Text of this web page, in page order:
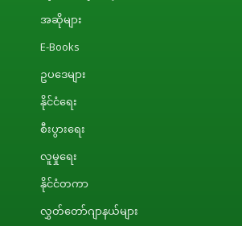
အဆိုများ
E-Books
ဥပဒေများ
နိုင်ငံရေး
စီးပွားရေး
လူမှုရေး
နိုင်ငံတကာ
လွှတ်တော်ဂျာနယ်များ